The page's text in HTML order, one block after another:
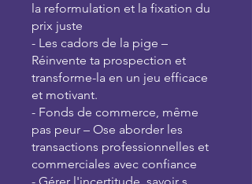
la reformulation et la fixation du
prix juste
- Les cadors de la pige –
Réinvente ta prospection et
transforme-la en un jeu efficace
et motivant.
- Fonds de commerce, même
pas peur – Ose aborder les
transactions professionnelles et
commerciales avec confiance